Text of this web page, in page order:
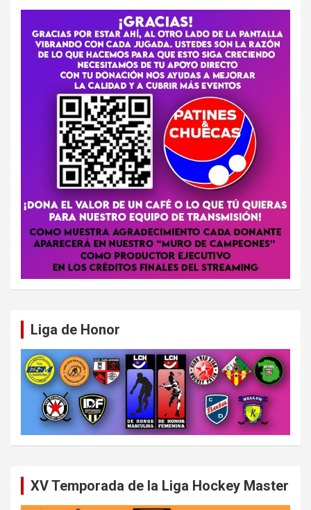
Liga de Honor
XV Temporada de la Liga Hockey Master